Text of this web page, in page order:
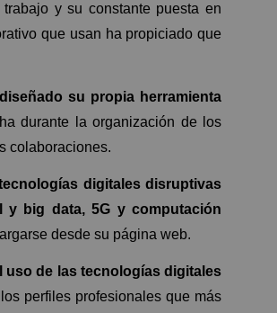
y su constante puesta en
que usan ha propiciado que
su propia herramienta
durante la organización de los
colaboraciones.
digitales disruptivas
y big data, 5G y computación
desde su página web.
uso de las tecnologías digitales
perfiles profesionales que más